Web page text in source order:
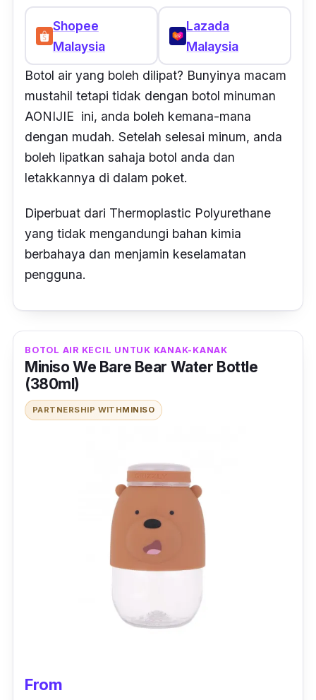
Shopee
Malaysia
Lazada
Malaysia
Botol air yang boleh dilipat? Bunyinya macam
mustahil tetapi tidak dengan botol minuman
AONIJIE ini, anda boleh kemana-mana
dengan mudah. Setelah selesai minum, anda
boleh lipatkan sahaja botol anda dan
letakkannya di dalam poket.
Diperbuat dari Thermoplastic Polyurethane
yang tidak mengandungi bahan kimia
berbahaya dan menjamin keselamatan
pengguna.
BOTOL AIR KECIL UNTUK KANAK-KANAK
Miniso We Bare Bear Water Bottle
(380ml)
PARTNERSHIP WITHMINISO
From